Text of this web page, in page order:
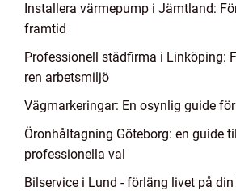
Installera värmepump i Jämtland:
framtid
Professionell städfirma i Linköping:
ren arbetsmiljö
Vägmarkeringar: En osynlig guide
Öronhåltagning Göteborg: en guide
professionella val
Bilservice i Lund - förläng livet på